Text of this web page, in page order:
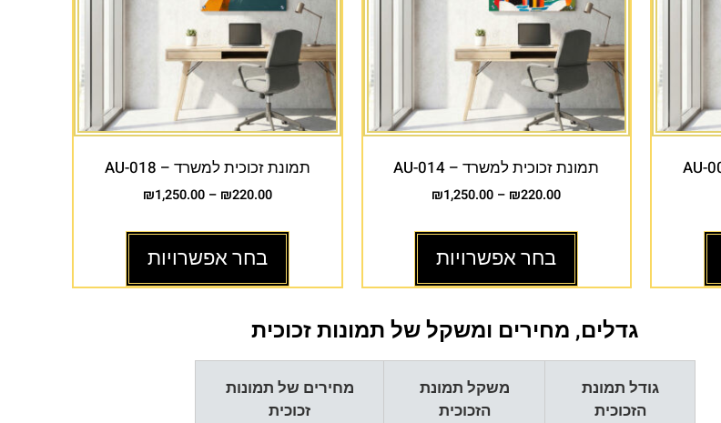
תמונת זכוכית למשרד – AU-014
₪220.00
–
₪1,250.00
בחר אפשרויות
תמונת זכוכית למשרד – AU-018
₪220.00
–
₪1,250.00
בחר אפשרויות
גדלים, מחירים ומשקל של תמונות זכוכית
גודל תמונת
הזכוכית
משקל תמונת
הזכוכית
מחירים של תמונות
זכוכית